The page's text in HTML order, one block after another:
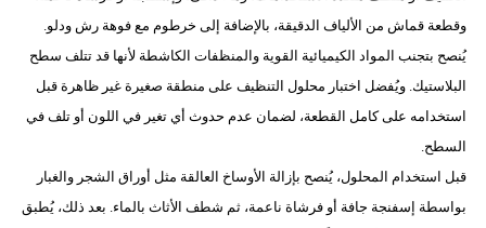
فيديو
وقطعة قماش من الألياف الدقيقة، بالإضافة إلى خرطوم مع فوهة رش ودلو.
يُنصح بتجنب المواد الكيميائية القوية والمنظفات الكاشطة لأنها قد تتلف سطح
البلاستيك. ويُفضل اختبار محلول التنظيف على منطقة صغيرة غير ظاهرة قبل
استخدامه على كامل القطعة، لضمان عدم حدوث أي تغير في اللون أو تلف في
السطح.
قبل استخدام المحلول، يُنصح بإزالة الأوساخ العالقة مثل أوراق الشجر والغبار
بواسطة إسفنجة جافة أو فرشاة ناعمة، ثم شطف الأثاث بالماء. بعد ذلك، يُطبق